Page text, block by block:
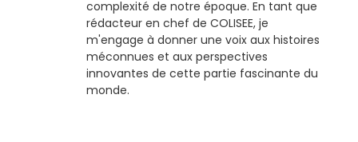
complexité de notre époque. En tant que
rédacteur en chef de COLISEE, je
m'engage à donner une voix aux histoires
méconnues et aux perspectives
innovantes de cette partie fascinante du
monde.